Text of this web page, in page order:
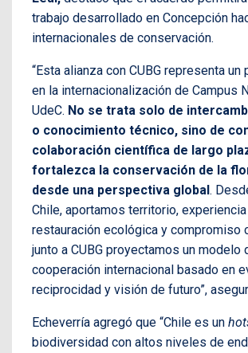
trabajo desarrollado en Concepción
internacionales de conservación.
“Esta alianza con CUBG representa
en la internacionalización de Campus
UdeC. No se trata solo de
o conocimiento técnico, sino de
colaboración científica de largo
fortalezca la conservación de la
desde una perspectiva global.
Chile, aportamos territorio,
restauración ecológica y compromiso
junto a CUBG proyectamos un modelo
cooperación internacional basado en
reciprocidad y visión de futuro”,
Echeverría agregó que “Chile es un
biodiversidad con altos niveles de